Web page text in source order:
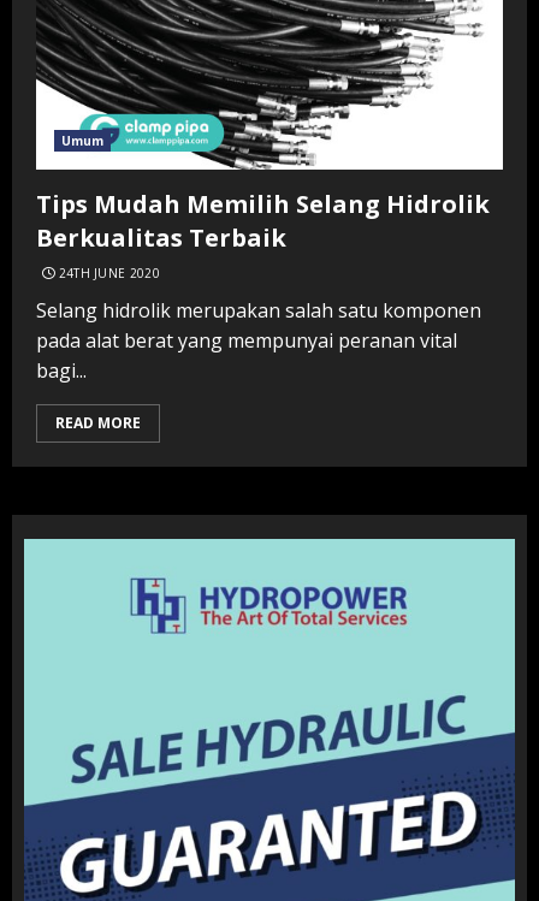
Umum
Tips Mudah Memilih Selang Hidrolik
Berkualitas Terbaik
24TH JUNE 2020
Selang hidrolik merupakan salah satu komponen
pada alat berat yang mempunyai peranan vital
bagi...
READ MORE